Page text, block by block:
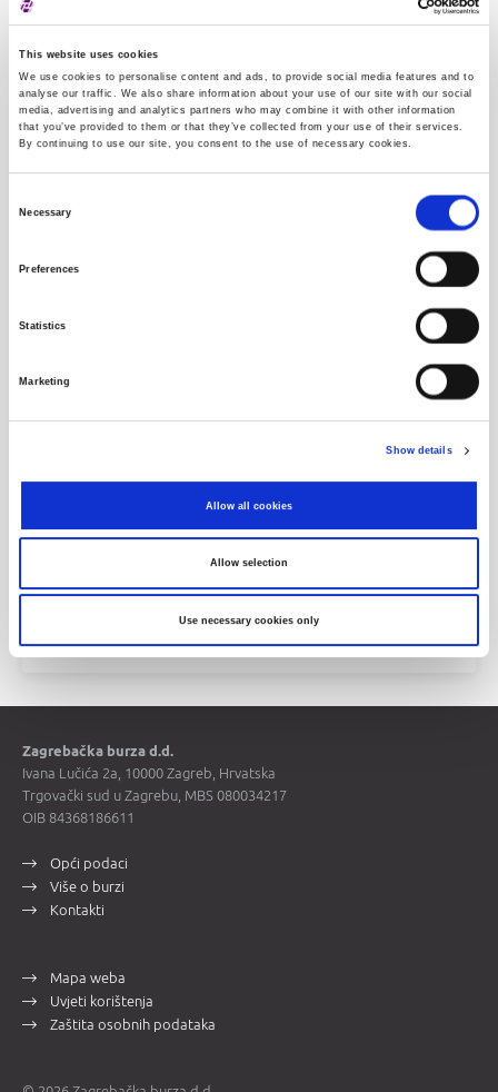
This website uses cookies
We use cookies to personalise content and ads, to provide social media features and to
analyse our traffic. We also share information about your use of our site with our social
media, advertising and analytics partners who may combine it with other information
that you’ve provided to them or that they’ve collected from your use of their services.
By continuing to use our site, you consent to the use of necessary cookies.
Necessary
Preferences
Statistics
Marketing
Show details
Allow all cookies
Allow selection
Use necessary cookies only
Vrijednosni papir je izvršten s burze
Zagrebačka burza d.d.
Ivana Lučića 2a, 10000 Zagreb, Hrvatska
Trgovački sud u Zagrebu, MBS 080034217
OIB 84368186611
Opći podaci
Više o burzi
Kontakti
Mapa weba
Uvjeti korištenja
Zaštita osobnih podataka